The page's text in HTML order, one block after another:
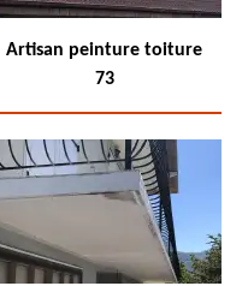
Artisan peinture toiture
73